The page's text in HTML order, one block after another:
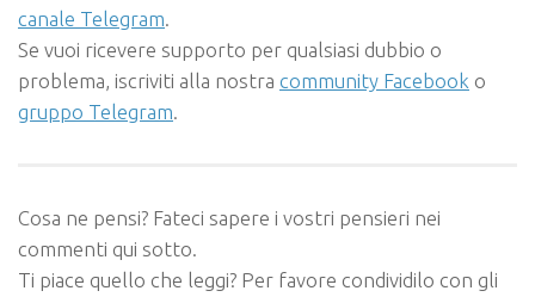
canale Telegram
Se vuoi ricevere supporto per qualsiasi dubbio o
problema, iscriviti alla nostra community Facebook o
gruppo Telegram
Cosa ne pensi? Fateci sapere i vostri pensieri nei
commenti qui sotto.
Ti piace quello che leggi? Per favore condividilo con gli